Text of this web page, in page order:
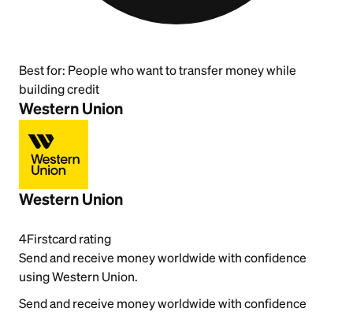
Best for: People who want to transfer money while
building credit
Western Union
Western Union
4Firstcard rating
Send and receive money worldwide with confidence
using Western Union.
Send and receive money worldwide with confidence